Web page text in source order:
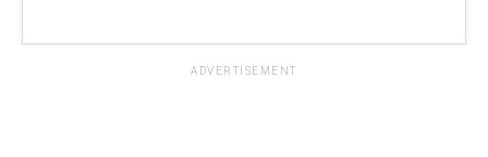
ADVERTISEMENT